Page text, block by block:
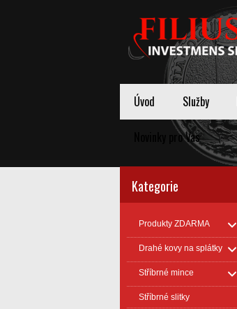
Úvod Služby
Novinky pro Vas
Kategorie
Produkty ZDARMA
Drahé kovy na splátky
Stříbrné mince
Stříbrné slitky